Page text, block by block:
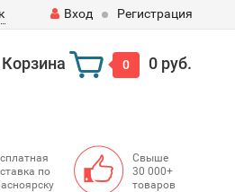
Вход Регистрация
Корзина 0 0 руб.
по
Свыше
30 000+
товаров